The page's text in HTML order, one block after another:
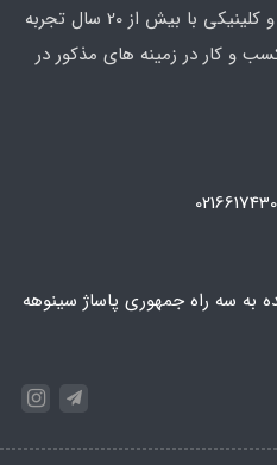
کالای پزشکی خانگی، بیمارستانی و کلینیکی با بیش از 20 سال تجربه
و کار در زمینه های مذکور در
به سه راه جمهوری پاساژ سینوهه